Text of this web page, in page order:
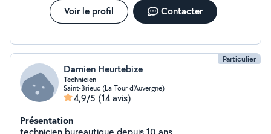
Voir le profil Contacter
Particulier
Damien Heurtebize
Technicien
Saint-Brieuc (La Tour d'Auvergne)
4,9/5 (14 avis)
Présentation